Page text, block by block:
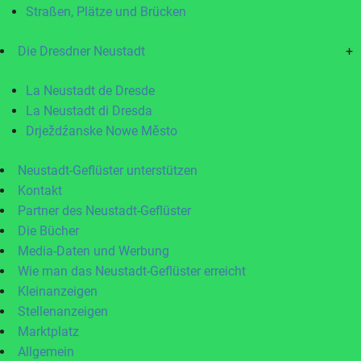
Straßen, Plätze und Brücken
Die Dresdner Neustadt +
La Neustadt de Dresde
La Neustadt di Dresda
Drježdźanske Nowe Město
Neustadt-Geflüster unterstützen
Kontakt
Partner des Neustadt-Geflüster
Die Bücher
Media-Daten und Werbung
Wie man das Neustadt-Geflüster erreicht
Kleinanzeigen
Stellenanzeigen
Marktplatz
Allgemein